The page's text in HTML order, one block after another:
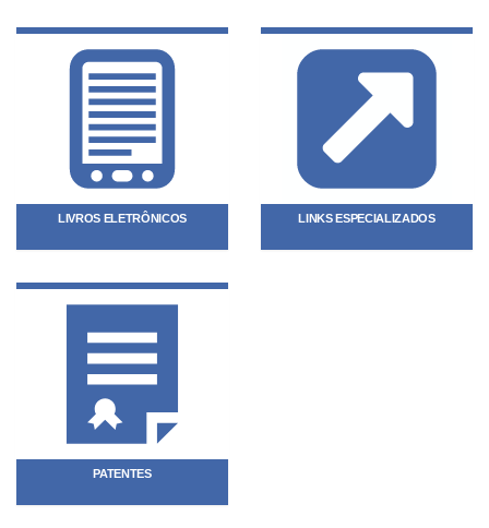
LIVROS ELETRÔNICOS LINKS ESPECIALIZADOS
PATENTES